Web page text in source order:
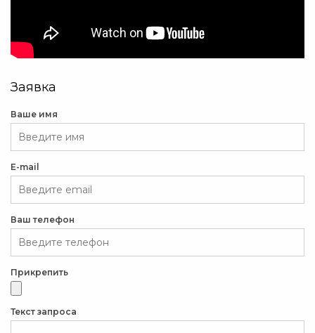
Заявка
Ваше имя
E-mail
Ваш телефон
Прикрепить
Текст запроса